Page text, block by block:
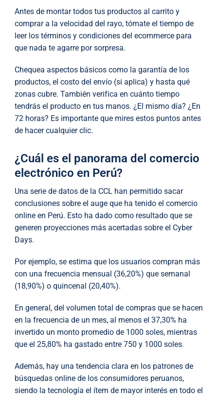
Antes de montar todos tus productos al carrito y
comprar a la velocidad del rayo, tómate el tiempo de
leer los términos y condiciones del ecommerce para
que nada te agarre por sorpresa.
Chequea aspectos básicos como la garantía de los
productos, el costo del envío (si aplica) y hasta qué
zonas cubre. También verifica en cuánto tiempo
tendrás el producto en tus manos. ¿El mismo día? ¿En
72 horas? Es importante que mires estos puntos antes
de hacer cualquier clic.
¿Cuál es el panorama del comercio
electrónico en Perú?
Una serie de datos de la CCL han permitido sacar
conclusiones sobre el auge que ha tenido el comercio
online en Perú. Esto ha dado como resultado que se
generen proyecciones más acertadas sobre el Cyber
Days.
Por ejemplo, se estima que los usuarios compran más
con una frecuencia mensual (36,20%) que semanal
(18,90%) o quincenal (20,40%).
En general, del volumen total de compras que se hacen
en la frecuencia de un mes, al menos el 37,30% ha
invertido un monto promedio de 1000 soles, mientras
que el 25,80% ha gastado entre 750 y 1000 soles.
Además, hay una tendencia clara en los patrones de
búsquedas online de los consumidores peruanos,
siendo la tecnología el ítem de mayor interés en todo el